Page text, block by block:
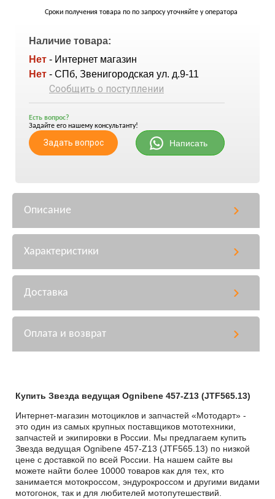
Сроки получения товара по по запросу уточняйте у оператора
Наличие товара:
Нет - Интернет магазин
Нет - СПб, Звенигородская ул. д.9-11
Сообщить о поступлении
Есть вопрос?
Задайте его нашему консультанту!
Задать вопрос Написать
Описание
Характеристики
Доставка
Оплата и возврат
Купить Звезда ведущая Ognibene 457-Z13 (JTF565.13)
Интернет-магазин мотоциклов и запчастей «Мотодарт» -
это один из самых крупных поставщиков мототехники,
запчастей и экипировки в России. Мы предлагаем купить
Звезда ведущая Ognibene 457-Z13 (JTF565.13) по низкой
цене с доставкой по всей России. На нашем сайте вы
можете найти более 10000 товаров как для тех, кто
занимается мотокроссом, эндурокроссом и другими видами
мотогонок, так и для любителей мотопутешествий.